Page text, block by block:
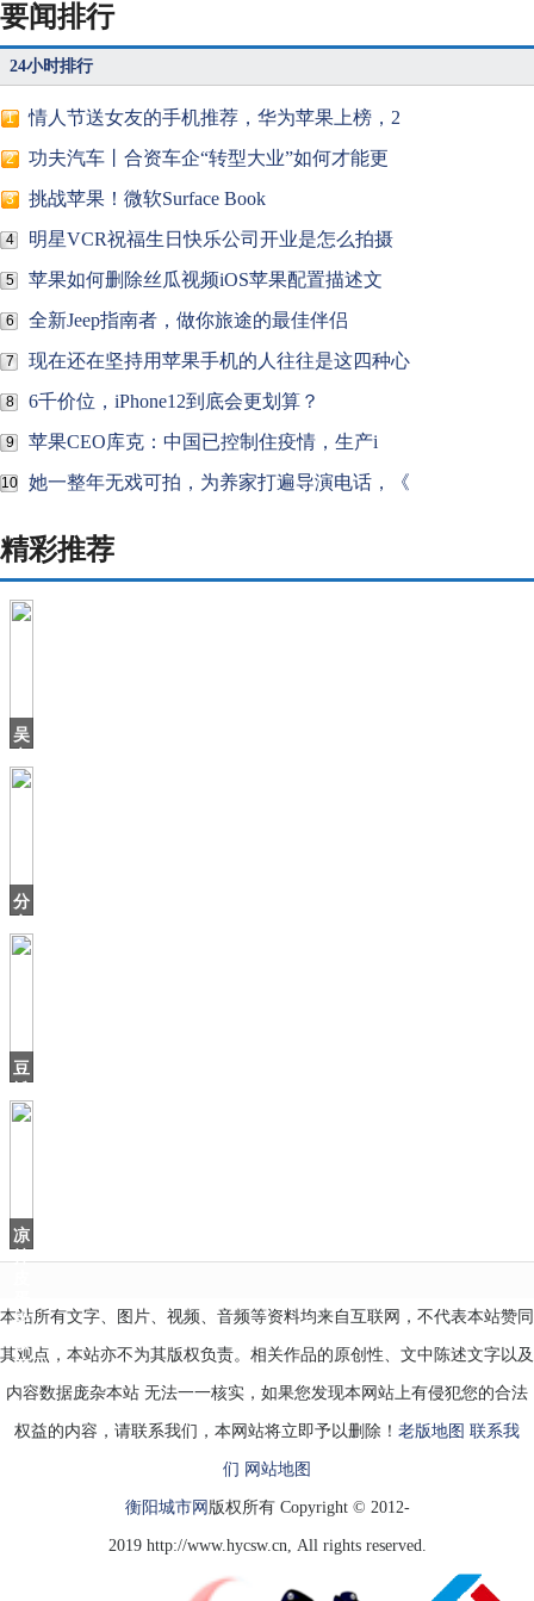
要闻排行
24小时排行
1 情人节送女友的手机推荐，华为苹果上榜，2
2 功夫汽车丨合资车企“转型大业”如何才能更
3 挑战苹果！微软Surface Book
4 明星VCR祝福生日快乐公司开业是怎么拍摄
5 苹果如何删除丝瓜视频iOS苹果配置描述文
6 全新Jeep指南者，做你旅途的最佳伴侣
7 现在还在坚持用苹果手机的人往往是这四种心
8 6千价位，iPhone12到底会更划算？
9 苹果CEO库克：中国已控制住疫情，生产i
10 她一整年无戏可拍，为养家打遍导演电话，《
精彩推荐
吴
替
周
冬
分
大
败
技
豆
9.7
凉
拌
先
做
这
一
本站所有文字、图片、视频、音频等资料均来自互联网，不代表本站赞同
其观点，本站亦不为其版权负责。相关作品的原创性、文中陈述文字以及
内容数据庞杂本站 无法一一核实，如果您发现本网站上有侵犯您的合法
权益的内容，请联系我们，本网站将立即予以删除！ 老版地图 联系我
们 网站地图
衡阳城市网 版权所有 Copyright © 2012-
2019 http://www.hycsw.cn, All rights reserved.